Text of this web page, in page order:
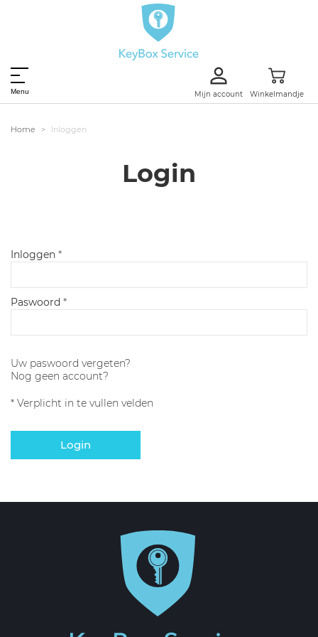
Menu Mijn account Winkelmandje
Home Inloggen
Login
Inloggen *
Paswoord *
Uw paswoord vergeten?
Nog geen account?
* Verplicht in te vullen velden